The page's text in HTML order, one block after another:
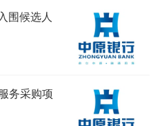
围候选人
务采购项